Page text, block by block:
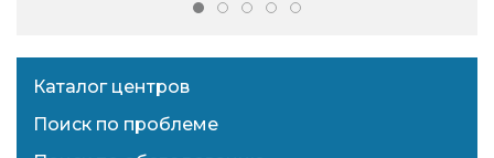
Каталог центров
Поиск по проблеме